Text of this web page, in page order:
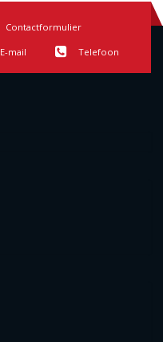
Contactformulier
E-mail Telefoon